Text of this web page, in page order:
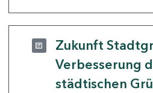
Zukunft
Verbesserung
städtischen